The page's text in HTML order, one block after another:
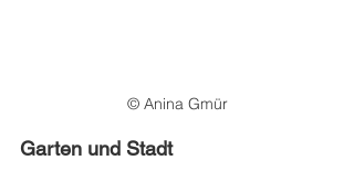
© Anina Gmür
Garten und Stadt